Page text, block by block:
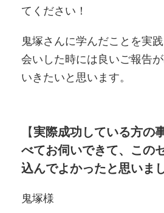
てください！
鬼塚さんに学んだことを実
会いした時には良いご報告
いきたいと思います。
【実際成功している方の
べてお伺いできて、この
込んでよかったと思いま
鬼塚様